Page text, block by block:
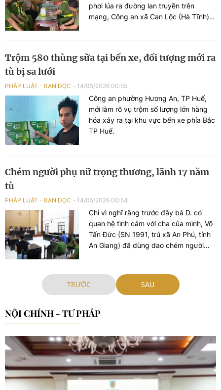
phơi lúa ra đường lan truyền trên
mạng, Công an xã Can Lộc (Hà Tĩnh)
Trộm 580 thùng sữa tại bến xe, đối tượng mới ra
tù bị sa lưới
PHÁP LUẬT - BẠN ĐỌC 14/05/2026 00:55
Công an phường Hương An, TP Huế,
mới làm rõ vụ trộm số lượng lớn hàng
hóa xảy ra tại khu vực bến xe phía Bắc
TP Huế.
Chém người phụ nữ trọng thương, lãnh 17 năm
tù
PHÁP LUẬT - BẠN ĐỌC 14/05/2026 00:54
Chỉ vì nghĩ rằng trước đây bà D. có
quan hệ tình cảm với cha của mình, Võ
Tấn Đức (SN 1991, trú xã An Phú, tỉnh
An Giang) đã dùng dao chém người
bất chấp pháp luật này.
TRƯỚC SAU
NỘI CHÍNH - TƯ PHÁP